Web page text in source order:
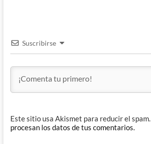
Suscribirse
Este sitio usa Akismet para reducir el spam.
procesan los datos de tus comentarios.